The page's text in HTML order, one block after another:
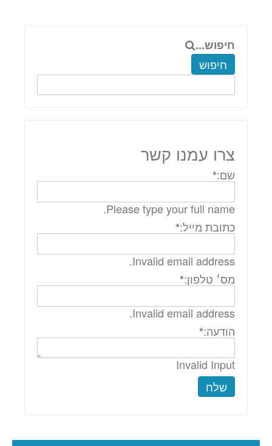
חיפוש...
חיפוש
צרו עמנו קשר
שם:*
Please type your full name.
כתובת מייל:*
Invalid email address.
מס׳ טלפון:*
Invalid email address.
הודעה:*
Invalid Input
שלח